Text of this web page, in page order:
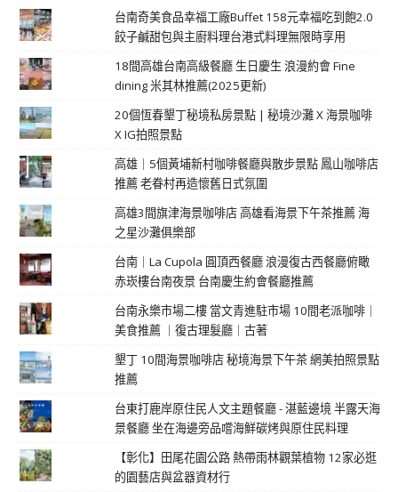
台南奇美食品幸福工廠Buffet 158元幸福吃到飽2.0
餃子鹹甜包與主廚料理台港式料理無限時享用
18間高雄台南高級餐廳 生日慶生 浪漫約會 Fine
dining 米其林推薦(2025更新)
20個恆春墾丁秘境私房景點 | 秘境沙灘 X 海景咖啡
X IG拍照景點
高雄｜5個黃埔新村咖啡餐廳與散步景點 鳳山咖啡店
推薦 老眷村再造懷舊日式氛圍
高雄3間旗津海景咖啡店 高雄看海景下午茶推薦 海
之星沙灘俱樂部
台南｜La Cupola 圓頂西餐廳 浪漫復古西餐廳俯瞰
赤崁樓台南夜景 台南慶生約會餐廳推薦
台南永樂市場二樓 當文青進駐市場 10間老派咖啡｜
美食推薦 ｜復古理髮廳｜古著
墾丁 10間海景咖啡店 秘境海景下午茶 網美拍照景點
推薦
台東打鹿岸原住民人文主題餐廳 - 湛藍邊境 半露天海
景餐廳 坐在海邊旁品嚐海鮮碳烤與原住民料理
【彰化】田尾花園公路 熱帶雨林觀葉植物 12家必逛
的園藝店與盆器資材行